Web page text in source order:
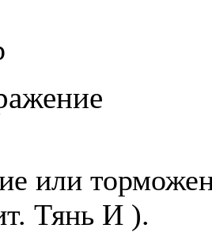
или
Тянь И ).